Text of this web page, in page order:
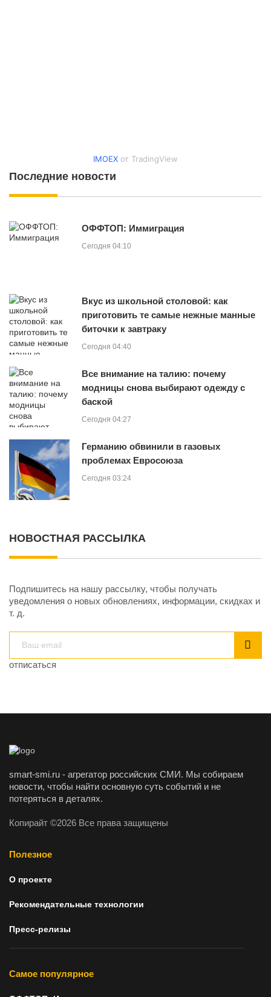
IMOEX от TradingView
Последние новости
ОФФТОП: Иммиграция
Сегодня 04:10
Вкус из школьной столовой: как
приготовить те самые нежные манные
биточки к завтраку
Сегодня 04:40
Все внимание на талию: почему
модницы снова выбирают одежду с
баской
Сегодня 04:27
Германию обвинили в газовых
проблемах Евросоюза
Сегодня 03:24
НОВОСТНАЯ РАССЫЛКА
Подпишитесь на нашу рассылку, чтобы получать
уведомления о новых обновлениях, информации, скидках и
т. д.
отписаться
smart-smi.ru - агрегатор российских СМИ. Мы собираем
новости, чтобы найти основную суть событий и не
потеряться в деталях.
Копирайт ©2026 Все права защищены
Полезное
О проекте
Рекомендательные технологии
Пресс-релизы
Самое популярное